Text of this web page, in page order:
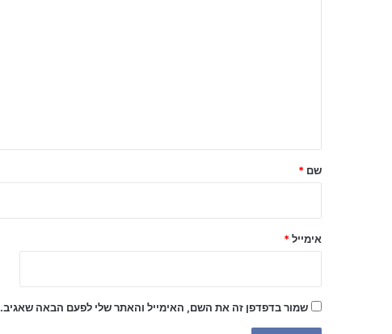
ל
שם *
אימייל *
שמור בדפדפן זה את השם, האימייל והאתר שלי לפעם הבאה שאגיב.